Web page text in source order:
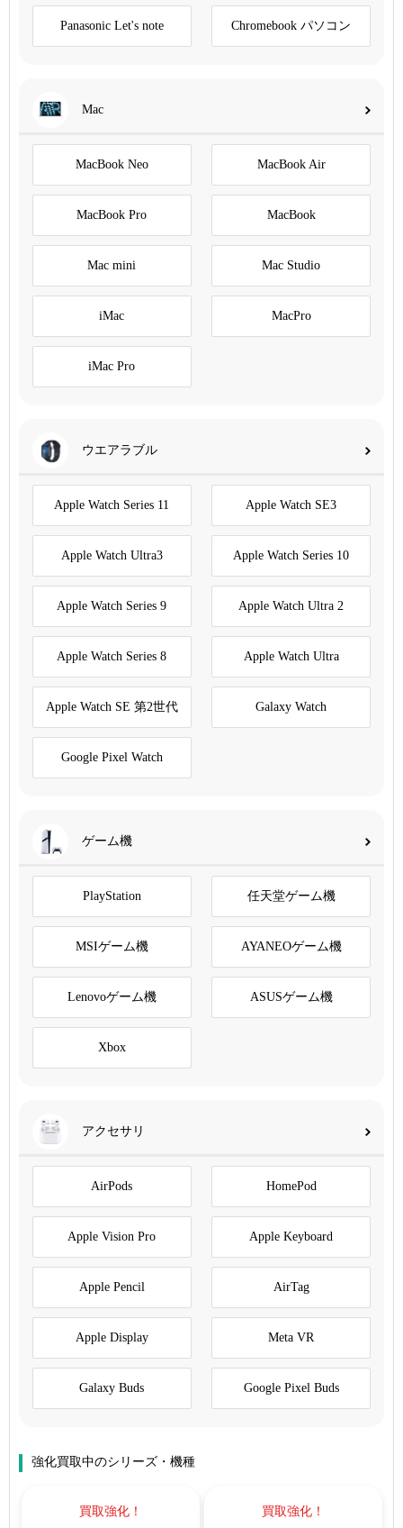
Panasonic Let's note Chromebook パソコン
Mac
MacBook Neo MacBook Air
MacBook Pro MacBook
Mac mini Mac Studio
iMac MacPro
iMac Pro
ウエアラブル
Apple Watch Series 11 Apple Watch SE3
Apple Watch Ultra3 Apple Watch Series 10
Apple Watch Series 9 Apple Watch Ultra 2
Apple Watch Series 8 Apple Watch Ultra
Apple Watch SE 第2世代 Galaxy Watch
Google Pixel Watch
ゲーム機
PlayStation 任天堂ゲーム機
MSIゲーム機 AYANEOゲーム機
Lenovoゲーム機 ASUSゲーム機
Xbox
アクセサリ
AirPods HomePod
Apple Vision Pro Apple Keyboard
Apple Pencil AirTag
Apple Display Meta VR
Galaxy Buds Google Pixel Buds
強化買取中のシリーズ・機種
買取強化！ 買取強化！